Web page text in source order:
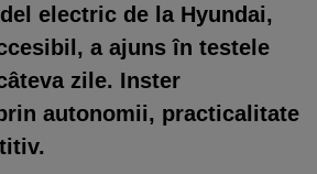
electric de la Hyundai,
a ajuns în testele
zile. Inster
autonomii, practicalitate